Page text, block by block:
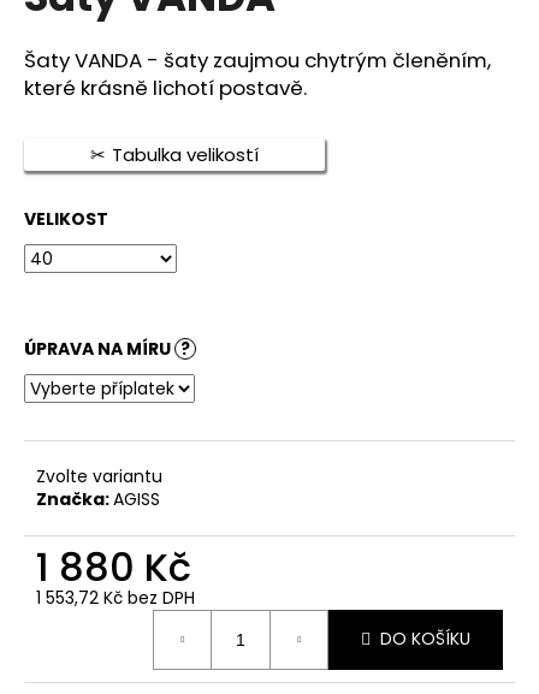
z
5
hvězdiček.
Šaty VANDA - šaty zaujmou chytrým členěním,
které krásně lichotí postavě.
Tabulka velikostí
VELIKOST
ÚPRAVA NA MÍRU ?
Zvolte variantu
Značka:AGISS
1 880 Kč
1 553,72 Kč bez DPH
DO KOŠÍKU
j
í
D
o
p
o
u
č
e